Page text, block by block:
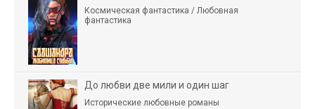
Космическая фантастика / Любовная
фантастика
До любви две мили и один шаг
Исторические любовные романы